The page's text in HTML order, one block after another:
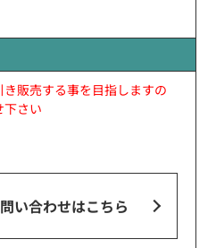
販売する事を目指しますの
下さい
い合わせはこちら